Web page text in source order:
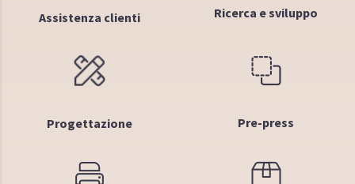
Assistenza clienti Ricerca e sviluppo
Progettazione Pre-press